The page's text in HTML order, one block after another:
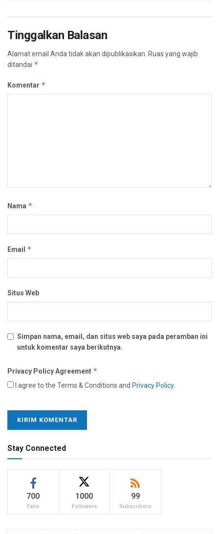
Tinggalkan Balasan
Alamat email Anda tidak akan dipublikasikan. Ruas yang wajib
ditandai *
Komentar *
Nama *
Email *
Situs Web
Simpan nama, email, dan situs web saya pada peramban ini
untuk komentar saya berikutnya.
Privacy Policy Agreement *
I agree to the Terms & Conditions and Privacy Policy.
Stay Connected
700
Fans
1000
Followers
99
Subscribers